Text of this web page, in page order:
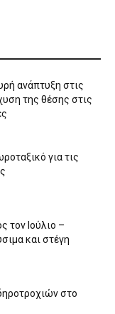
ανάπτυξη στις
της θέσης στις
για τις
τον Ιούλιο –
και στέγη
στο